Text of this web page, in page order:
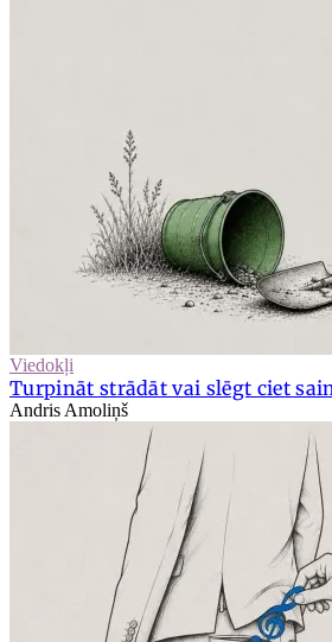
Viedokļi
Turpināt strādāt vai slēgt ciet
Andris Amoliņš